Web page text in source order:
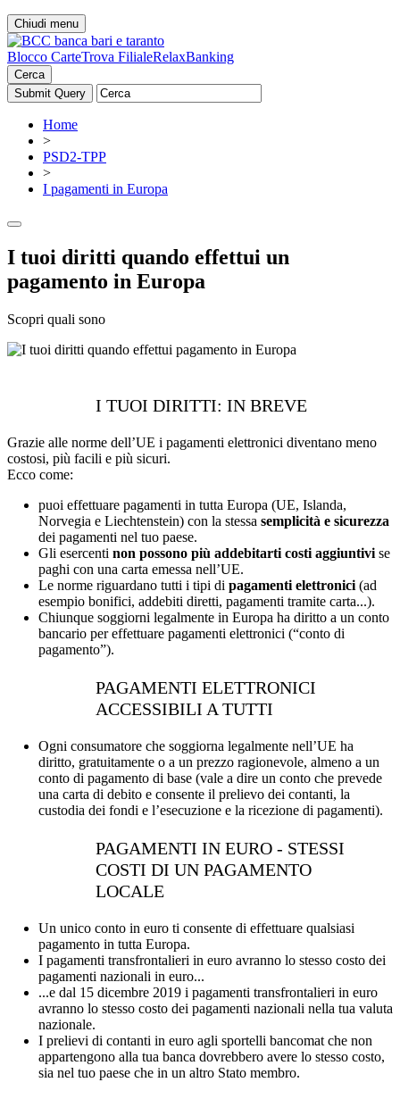
Chiudi menu
Blocco CarteTrova FilialeRelaxBanking
Cerca
Home
>
PSD2-TPP
>
I pagamenti in Europa
I tuoi diritti quando effettui un
pagamento in Europa
Scopri quali sono
I TUOI DIRITTI: IN BREVE
Grazie alle norme dell’UE i pagamenti elettronici diventano meno
costosi, più facili e più sicuri.
Ecco come:
puoi effettuare pagamenti in tutta Europa (UE, Islanda,
Norvegia e Liechtenstein) con la stessa semplicità e sicurezza
dei pagamenti nel tuo paese.
Gli esercenti non possono più addebitarti costi aggiuntivi se
paghi con una carta emessa nell’UE.
Le norme riguardano tutti i tipi di pagamenti elettronici (ad
esempio bonifici, addebiti diretti, pagamenti tramite carta...).
Chiunque soggiorni legalmente in Europa ha diritto a un conto
bancario per effettuare pagamenti elettronici (“conto di
pagamento”).
PAGAMENTI ELETTRONICI
ACCESSIBILI A TUTTI
Ogni consumatore che soggiorna legalmente nell’UE ha
diritto, gratuitamente o a un prezzo ragionevole, almeno a un
conto di pagamento di base (vale a dire un conto che prevede
una carta di debito e consente il prelievo dei contanti, la
custodia dei fondi e l’esecuzione e la ricezione di pagamenti).
PAGAMENTI IN EURO - STESSI
COSTI DI UN PAGAMENTO
LOCALE
Un unico conto in euro ti consente di effettuare qualsiasi
pagamento in tutta Europa.
I pagamenti transfrontalieri in euro avranno lo stesso costo dei
pagamenti nazionali in euro...
...e dal 15 dicembre 2019 i pagamenti transfrontalieri in euro
avranno lo stesso costo dei pagamenti nazionali nella tua valuta
nazionale.
I prelievi di contanti in euro agli sportelli bancomat che non
appartengono alla tua banca dovrebbero avere lo stesso costo,
sia nel tuo paese che in un altro Stato membro.